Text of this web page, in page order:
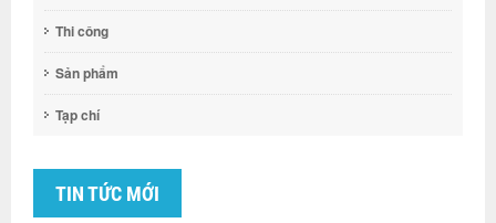
Thi công
Sản phẩm
Tạp chí
TIN TỨC MỚI